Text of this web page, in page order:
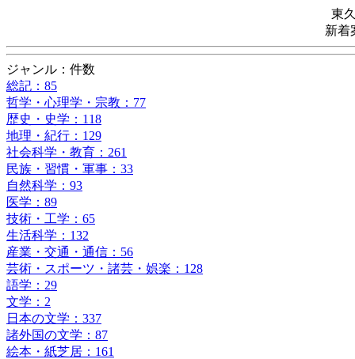
東
新着
ジャンル：件数
総記：85
哲学・心理学・宗教：77
歴史・史学：118
地理・紀行：129
社会科学・教育：261
民族・習慣・軍事：33
自然科学：93
医学：89
技術・工学：65
生活科学：132
産業・交通・通信：56
芸術・スポーツ・諸芸・娯楽：128
語学：29
文学：2
日本の文学：337
諸外国の文学：87
絵本・紙芝居：161